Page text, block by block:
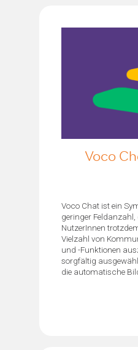
Voco
Voco Chat ist ein
geringer Feldanzahl,
NutzerInnen
Vielzahl von
und -Funktionen
sorgfältig
die automatische